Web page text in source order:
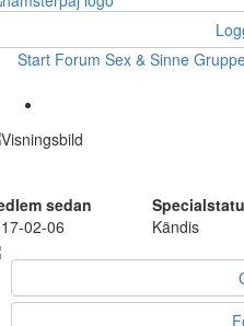
Start Forum Sex & Sinne
sedan
02-06
Kändis